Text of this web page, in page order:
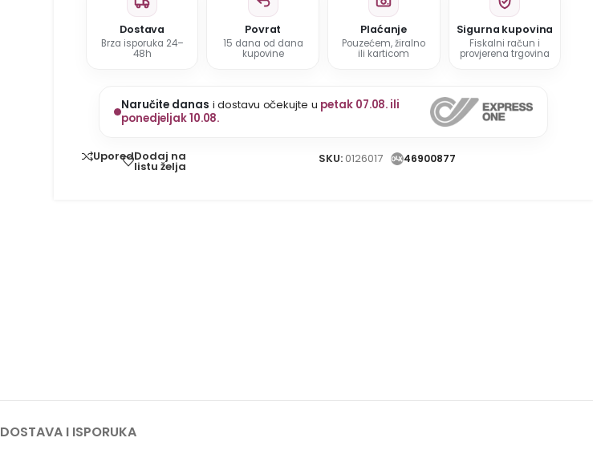
Dostava
Brza isporuka 24–
48h
Povrat
15 dana od dana
kupovine
Plaćanje
Pouzećem, žiralno
ili karticom
Sigurna kupovina
Fiskalni račun i
provjerena trgovina
Naručite danas i dostavu očekujte u petak 07.08. ili
ponedjeljak 10.08.
UporediDodaj na
listu želja
SKU: 0126017 46900877
DOSTAVA I ISPORUKA